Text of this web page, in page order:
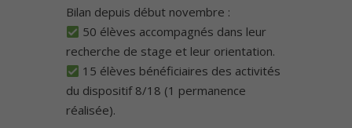
Bilan depuis début novembre :
50 élèves accompagnés dans leur
recherche de stage et leur orientation.
15 élèves bénéficiaires des activités
du dispositif 8/18 (1 permanence
réalisée).